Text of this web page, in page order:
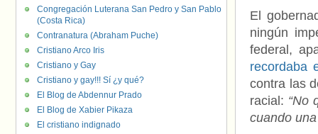
El
ningún
federal,
recordaba
contra las
racial: “No
cuando
Congregación Luterana San Pedro y San Pablo
(Costa Rica)
Contranatura (Abraham Puche)
Cristiano Arco Iris
Cristiano y Gay
Cristiano y gay!!! Sí ¿y qué?
El Blog de Abdennur Prado
El Blog de Xabier Pikaza
El cristiano indignado